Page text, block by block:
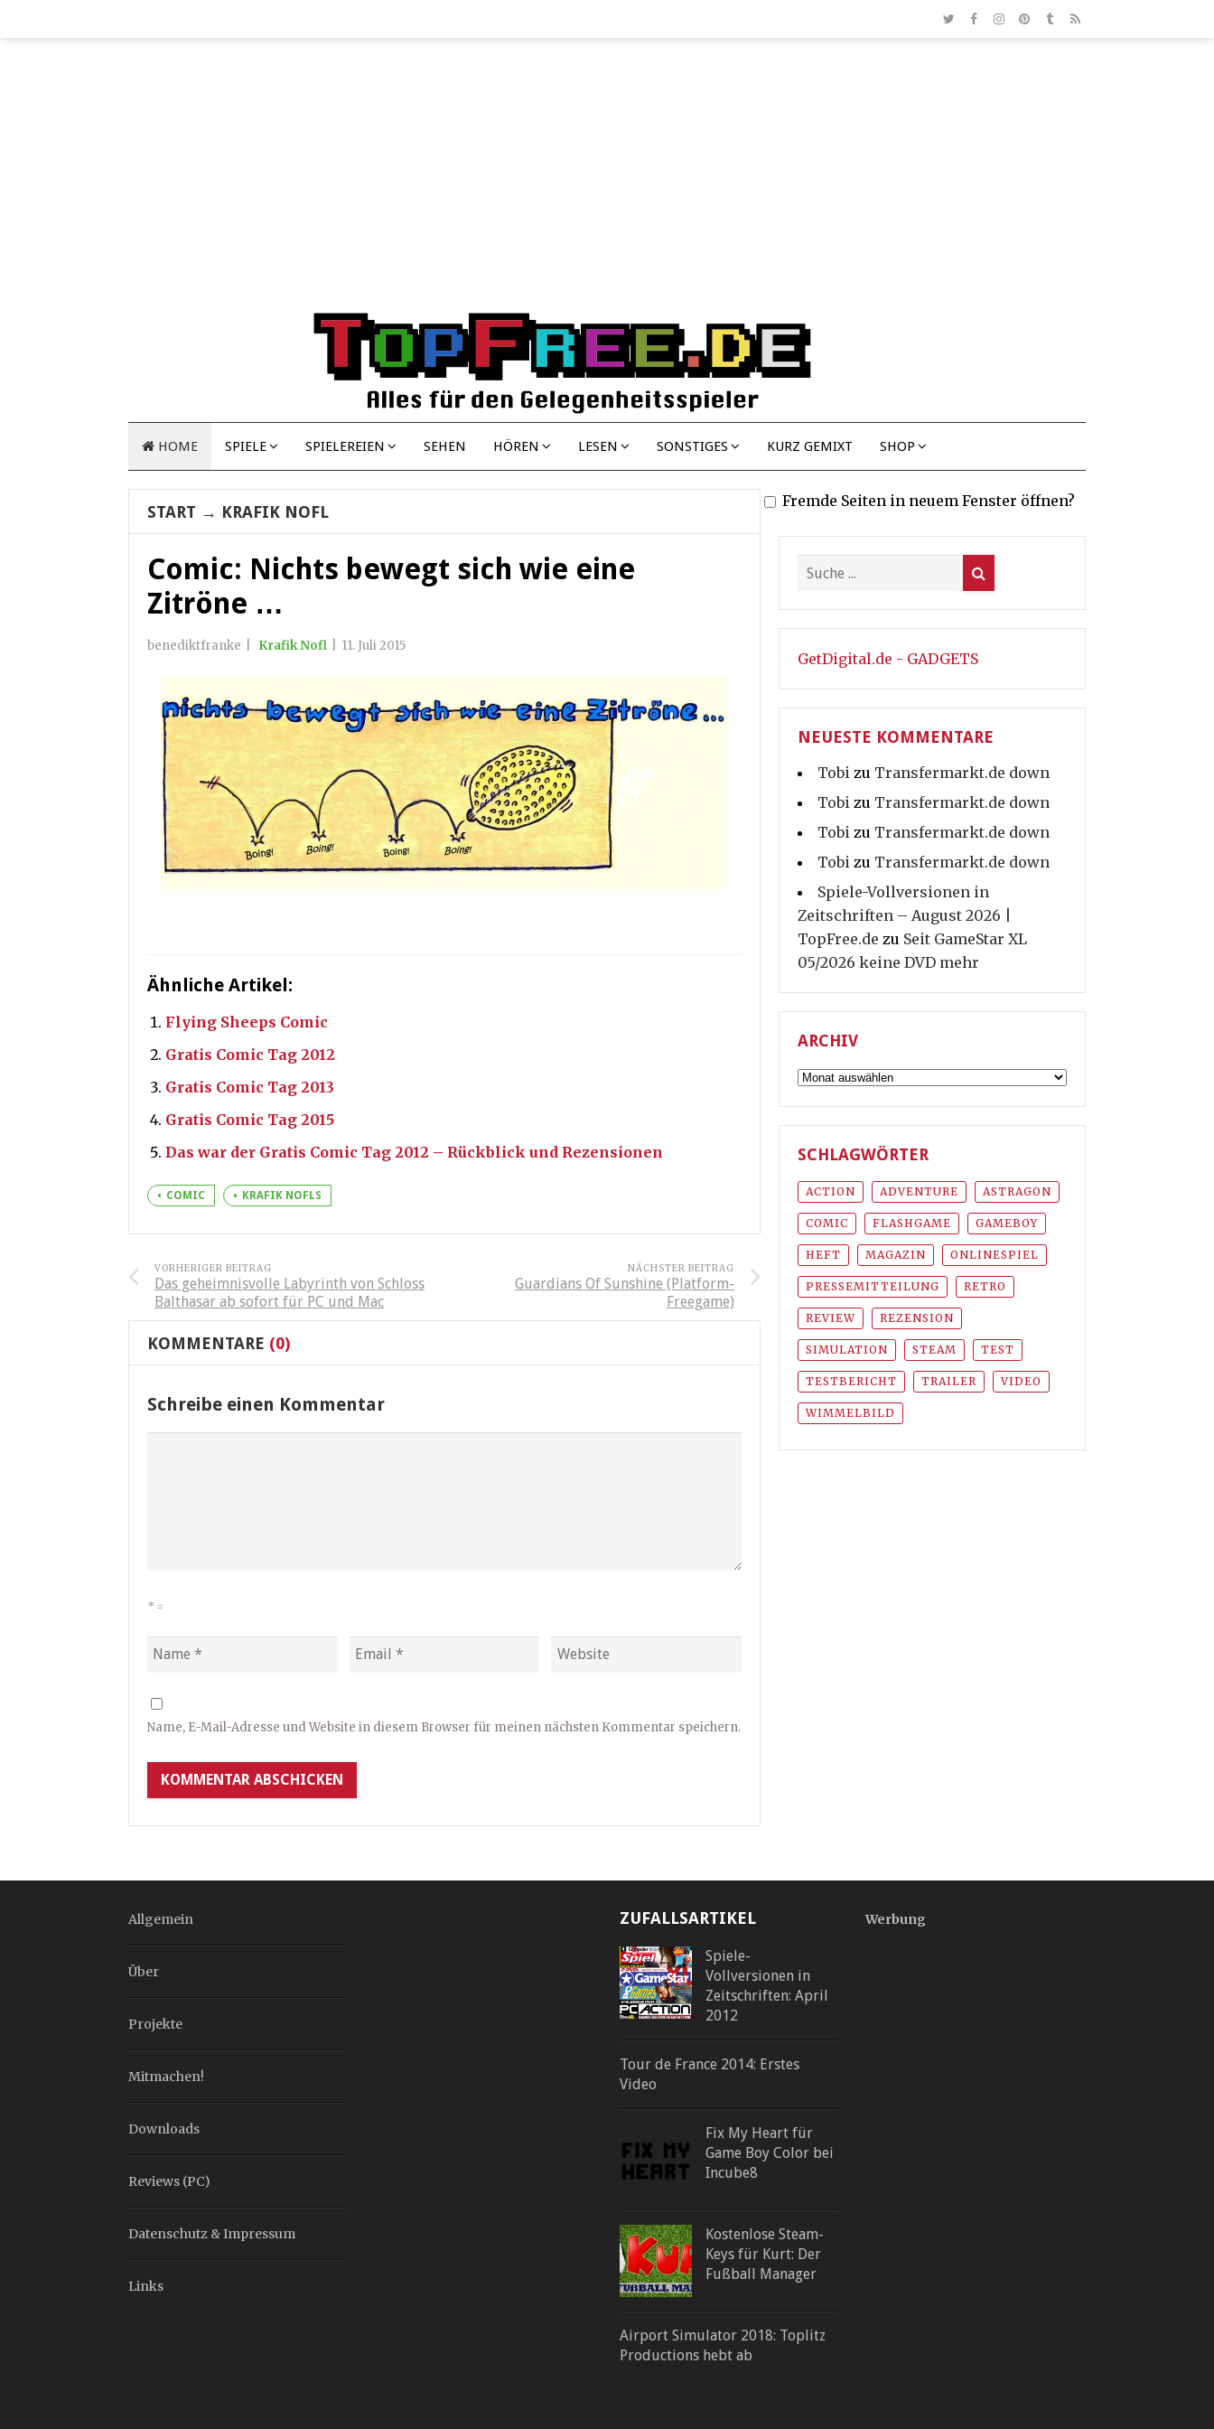
HOME SPIELE SPIELEREIEN SEHEN HÖREN LESEN SONSTIGES KURZ GEMIXT SHOP
START → KRAFIK NOFL
Comic: Nichts bewegt sich wie eine
Zitröne …
benediktfranke Krafik Nofl 11. Juli 2015
Ähnliche Artikel:
Flying Sheeps Comic
Gratis Comic Tag 2012
Gratis Comic Tag 2013
Gratis Comic Tag 2015
Das war der Gratis Comic Tag 2012 – Rückblick und Rezensionen
COMIC KRAFIK NOFLS
VORHERIGER BEITRAG
Das geheimnisvolle Labyrinth von Schloss
Balthasar ab sofort für PC und Mac
NÄCHSTER BEITRAG
Guardians Of Sunshine (Platform-
Freegame)
KOMMENTARE (0)
Schreibe einen Kommentar
* =
Name, E-Mail-Adresse und Website in diesem Browser für meinen nächsten Kommentar speichern.
Fremde Seiten in neuem Fenster öffnen?
GetDigital.de - GADGETS
NEUESTE KOMMENTARE
Tobi zu Transfermarkt.de down
Tobi zu Transfermarkt.de down
Tobi zu Transfermarkt.de down
Tobi zu Transfermarkt.de down
Spiele-Vollversionen in
Zeitschriften – August 2026 |
TopFree.de zu Seit GameStar XL
05/2026 keine DVD mehr
ARCHIV
Archiv
SCHLAGWÖRTER
ACTION ADVENTURE ASTRAGON
COMIC FLASHGAME GAMEBOY
HEFT MAGAZIN ONLINESPIEL
PRESSEMITTEILUNG RETRO
REVIEW REZENSION
SIMULATION STEAM TEST
TESTBERICHT TRAILER VIDEO
WIMMELBILD
Allgemein
Über
Projekte
Mitmachen!
Downloads
Reviews (PC)
Datenschutz & Impressum
Links
ZUFALLSARTIKEL
Spiele-
Vollversionen in
Zeitschriften: April
2012
Tour de France 2014: Erstes
Video
Fix My Heart für
Game Boy Color bei
Incube8
Kostenlose Steam-
Keys für Kurt: Der
Fußball Manager
Airport Simulator 2018: Toplitz
Productions hebt ab
Werbung